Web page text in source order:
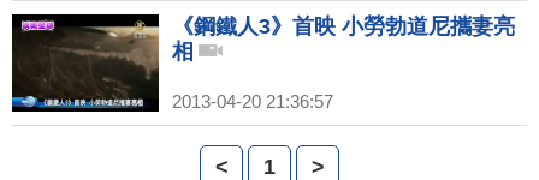
《鋼鐵人3》首映 小勞勃道尼攜妻亮
相
2013-04-20 21:36:57
< 1 >